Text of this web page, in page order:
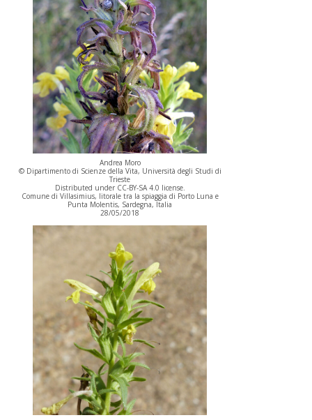
Andrea Moro
© Dipartimento di Scienze della Vita, Università degli Studi di
Trieste
Distributed under CC-BY-SA 4.0 license.
Comune di Villasimius, litorale tra la spiaggia di Porto Luna e
Punta Molentis, Sardegna, Italia
28/05/2018